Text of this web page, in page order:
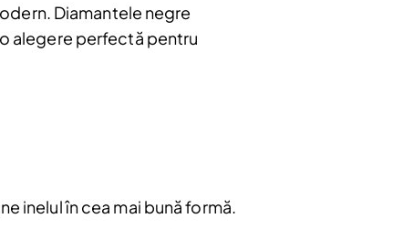
Diamantele negre
alegere perfectă pentru
inelul în cea mai bună formă.